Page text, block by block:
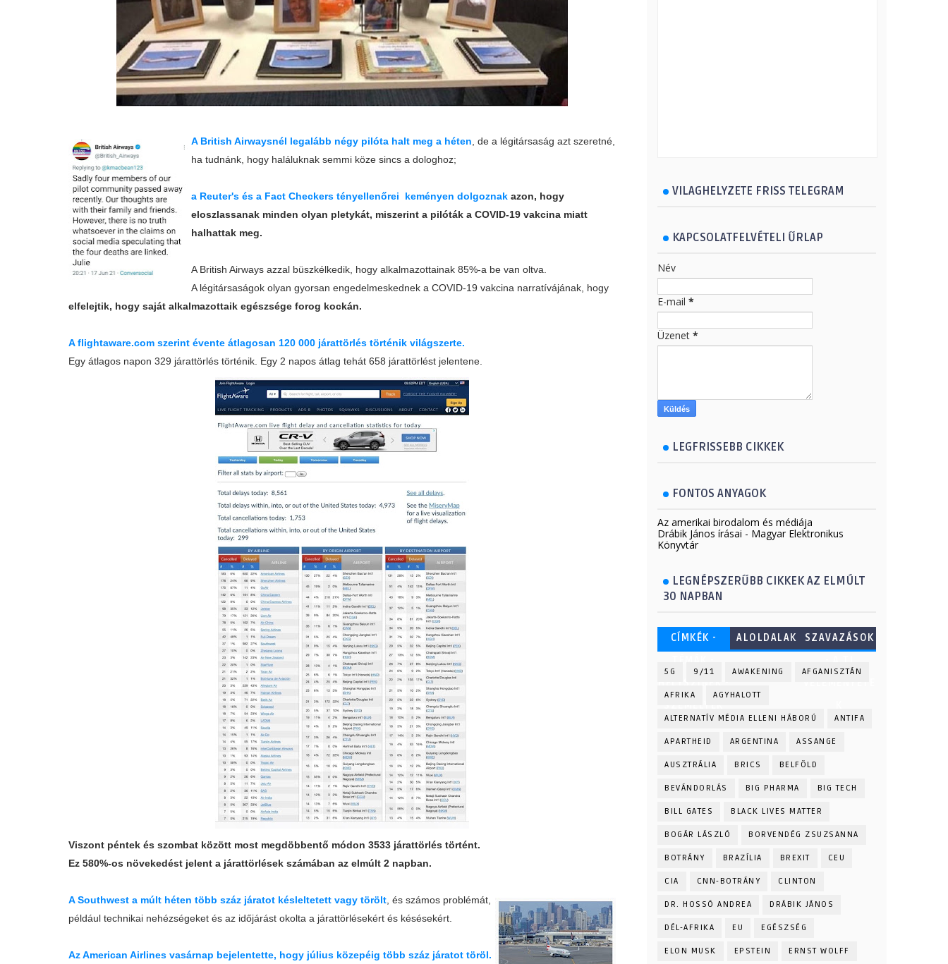
A British Airwaysnél legalább négy pilóta halt meg a héten , de a légitársaság azt szeretné,
ha tudnánk, hogy haláluknak semmi köze sincs a dologhoz;
a Reuter's és a Fact Checkers tényellenőrei keményen dolgoznak azon, hogy
eloszlassanak minden olyan pletykát, miszerint a pilóták a COVID-19 vakcina miatt
halhattak meg.
A British Airways azzal büszkélkedik, hogy alkalmazottainak 85%-a be van oltva.
A légitársaságok olyan gyorsan engedelmeskednek a COVID-19 vakcina narratívájának, hogy
elfelejtik, hogy saját alkalmazottaik egészsége forog kockán.
A flightaware.com szerint évente átlagosan 120 000 járattörlés történik világszerte.
Egy átlagos napon 329 járattörlés történik. Egy 2 napos átlag tehát 658 járattörlést jelentene.
Viszont péntek és szombat között most megdöbbentő módon 3533 járattörlés történt.
Ez 580%-os növekedést jelent a járattörlések számában az elmúlt 2 napban.
A Southwest a múlt héten több száz járatot késleltetett vagy törölt , és számos problémát,
például technikai nehézségeket és az időjárást okolta a járattörlésekért és késésekért.
Az American Airlines vasárnap bejelentette, hogy július közepéig több száz járatot töröl.
VILAGHELYZETE FRISS TELEGRAM
KAPCSOLATFELVÉTELI ŰRLAP
Név
E-mail *
Üzenet *
LEGFRISSEBB CIKKEK
FONTOS ANYAGOK
Az amerikai birodalom és médiája
Drábik János írásai - Magyar Elektronikus
Könyvtár
LEGNÉPSZERŰBB CIKKEK AZ ELMÚLT
30 NAPBAN
CÍMKÉK -
ALOLDALAK
SZAVAZÁSOK
5G 9/11 AWAKENING AFGANISZTÁN
AFRIKA AGYHALOTT
ALTERNATÍV MÉDIA ELLENI HÁBORÚ ANTIFA
APARTHEID ARGENTINA ASSANGE
AUSZTRÁLIA BRICS BELFÖLD
BEVÁNDORLÁS BIG PHARMA BIG TECH
BILL GATES BLACK LIVES MATTER
BOGÁR LÁSZLÓ BORVENDÉG ZSUZSANNA
BOTRÁNY BRAZÍLIA BREXIT CEU
CIA CNN-BOTRÁNY CLINTON
DR. HOSSÓ ANDREA DRÁBIK JÁNOS
DÉL-AFRIKA EU EGÉSZSÉG
ELON MUSK EPSTEIN ERNST WOLFF